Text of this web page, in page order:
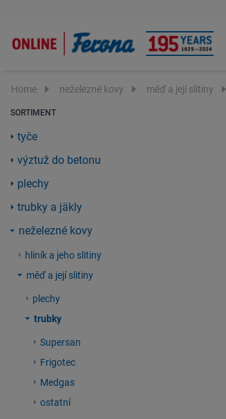
Home neželezné kovy měď a její slitiny
SORTIMENT
tyče
výztuž do betonu
plechy
trubky a jäkly
neželezné kovy
hliník a jeho slitiny
měď a její slitiny
plechy
trubky
Supersan
Frigotec
Medgas
ostatní